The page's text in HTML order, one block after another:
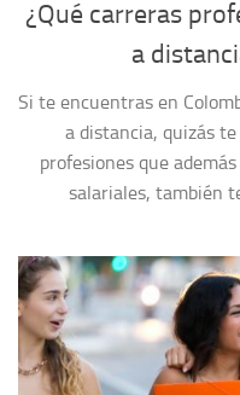
¿Qué carreras
a
Si te encuentras en
a distancia, quizás
profesiones que
salariales, también